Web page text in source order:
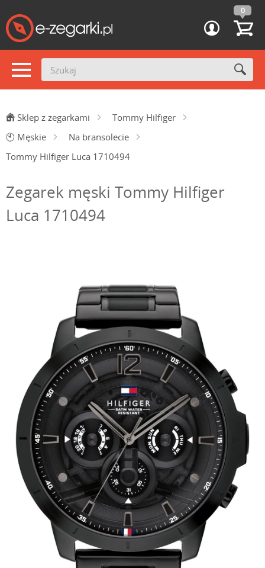
0
Sklep z zegarkami
Tommy Hilfiger
🕙 Męskie
Na bransolecie
Tommy Hilfiger Luca 1710494
Zegarek męski Tommy Hilfiger
Luca 1710494